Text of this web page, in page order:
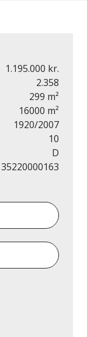
1.195.000 kr.
2.358
299 m²
16000 m²
1920/2007
10
D
35220000163